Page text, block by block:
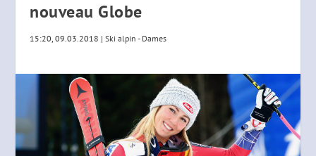
nouveau Globe
15:20, 09.03.2018 |Ski alpin - Dames